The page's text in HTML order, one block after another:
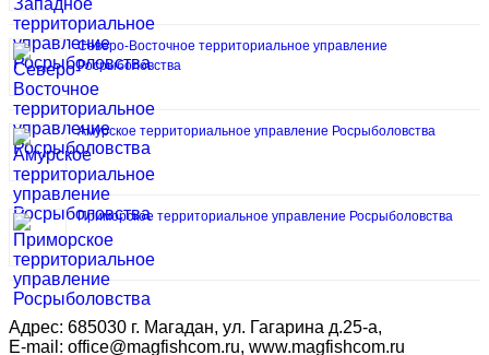
Северо-Восточное территориальное управление
Росрыболовства
Амурское территориальное управление Росрыболовства
Приморское территориальное управление Росрыболовства
Адрес: 685030 г. Магадан, ул. Гагарина д.25-а,
E-mail: office@magfishcom.ru, www.magfishcom.ru